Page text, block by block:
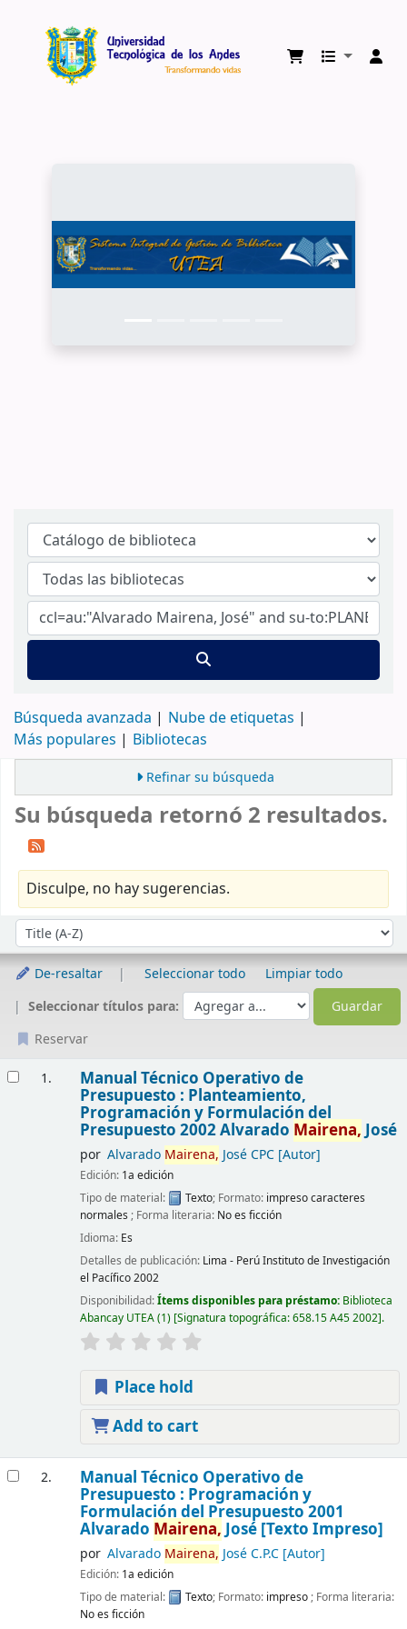
Biblioteca Virtual Universidad Tecnológica
Búsqueda avanzada
Nube de etiquetas
Más populares
Bibliotecas
Refinar su búsqueda
Su búsqueda retornó 2 resultados.
Disculpe, no hay sugerencias.
Ordenar por:
De-resaltar Seleccionar todo
Limpiar todo
Seleccionar títulos para:
Reservar
1. Manual Técnico Operativo de
Presupuesto : Planteamiento,
Programación y Formulación del
Presupuesto 2002Alvarado Mairena,José
por Alvarado Mairena, José CPC[Autor]
Edición: 1a edición
Tipo de material:
Texto; Formato: impreso caracteres
normales ; Forma literaria: No es ficción
Idioma: Es
Detalles de publicación: Lima - PerúInstituto de Investigación
el Pacífico2002
Disponibilidad:Ítems disponibles para préstamo: Biblioteca
Abancay UTEA(1) Signatura topográfica:658.15 A45 2002 .
Place hold
Add to cart
2. Manual Técnico Operativo de
Presupuesto : Programación y
Formulación del Presupuesto 2001
Alvarado Mairena,José [Texto Impreso]
por Alvarado Mairena, José C.P.C[Autor]
Edición: 1a edición
Tipo de material:
Texto; Formato: impreso; Forma literaria:
No es ficción